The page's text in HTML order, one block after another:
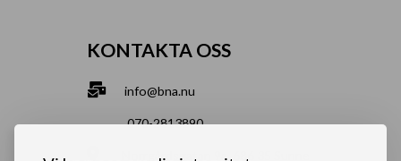
KONTAKTA OSS
info@bna.nu
070-2813890
Norrgårdsgatan 9a, 686 35 Sunne